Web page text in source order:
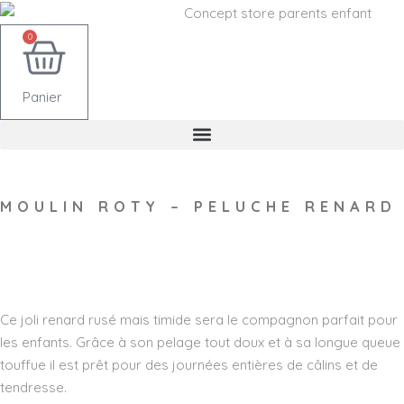
0
Panier
MOULIN ROTY – PELUCHE RENARD
Ce joli renard rusé mais timide sera le compagnon parfait pour
les enfants. Grâce à son pelage tout doux et à sa longue queue
touffue il est prêt pour des journées entières de câlins et de
tendresse.